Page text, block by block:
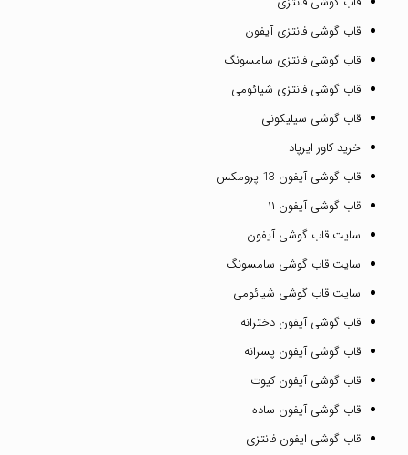
قاب گوشی فانتزی آیفون
قاب گوشی فانتزی سامسونگ
قاب گوشی فانتزی شیائومی
قاب گوشی سیلیکونی
خرید کاور ایرپاد
قاب گوشی آیفون 13 پرومکس
قاب گوشی آیفون ۱۱
سایت قاب گوشی آیفون
سایت قاب گوشی سامسونگ
سایت قاب گوشی شیائومی
قاب گوشی آیفون دخترانه
قاب گوشی آیفون پسرانه
قاب گوشی آیفون کیوت
قاب گوشی آیفون ساده
قاب گوشی ایفون فانتزی